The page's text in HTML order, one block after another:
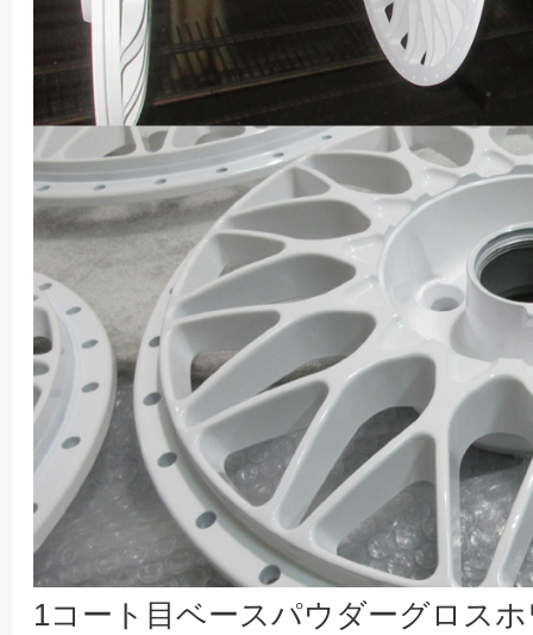
1コート目ベースパウダーグロス